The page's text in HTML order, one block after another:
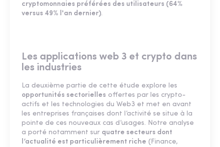
cryptomonnaies préférées des utilisateurs (64%
versus 49% l'an dernier).
Les applications web 3 et crypto dans
les industries
La deuxième partie de cette étude explore les
opportunités sectorielles offertes par les crypto-
actifs et les technologies du Web3 et met en avant
les entreprises françaises dont l’activité se situe à la
pointe de ces nouveaux cas d’usages. Notre analyse
a porté notamment sur quatre secteurs dont
l’actualité est particulièrement riche (Finance,